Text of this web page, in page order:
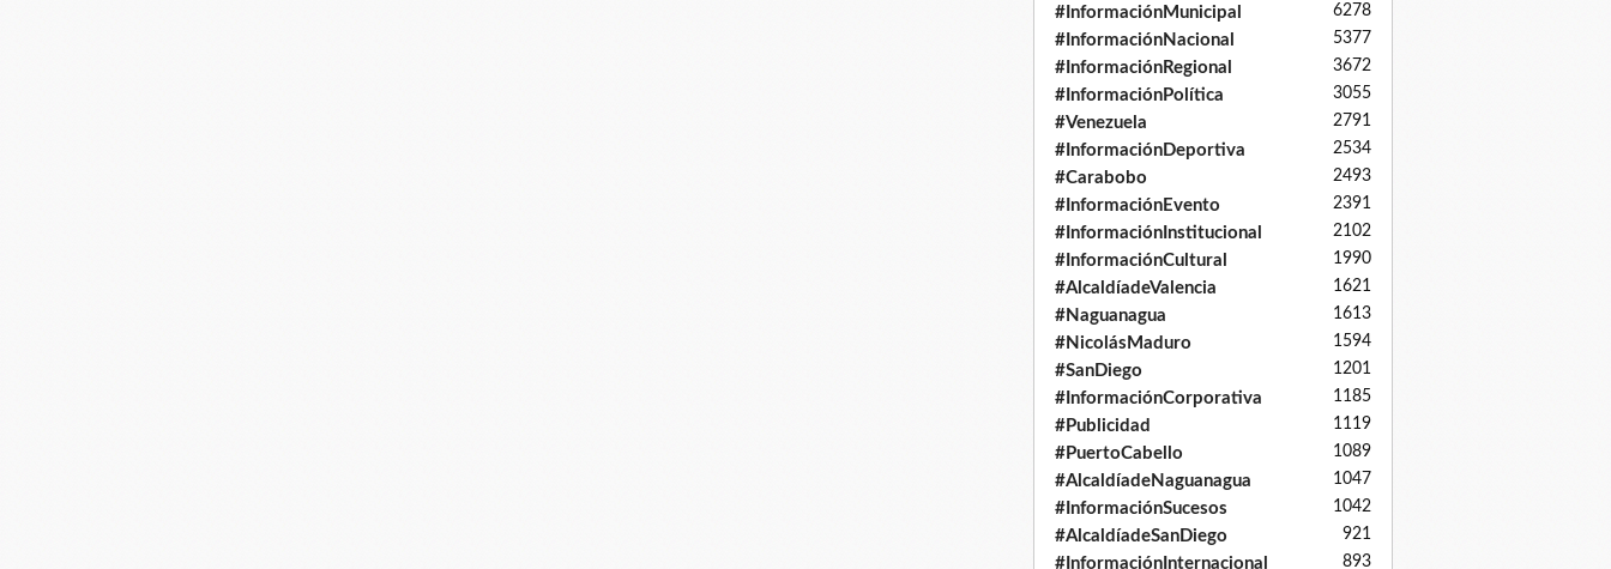
#InformaciónMunicipal 6278
#InformaciónNacional 5377
#InformaciónRegional 3672
#InformaciónPolítica 3055
#Venezuela 2791
#InformaciónDeportiva 2534
#Carabobo 2493
#InformaciónEvento 2391
#InformaciónInstitucional 2102
#InformaciónCultural 1990
#AlcaldíadeValencia 1621
#Naguanagua 1613
#NicolásMaduro 1594
#SanDiego 1201
#InformaciónCorporativa 1185
#Publicidad 1119
#PuertoCabello 1089
#AlcaldíadeNaguanagua 1047
#InformaciónSucesos 1042
#AlcaldíadeSanDiego 921
#InformaciónInternacional 893